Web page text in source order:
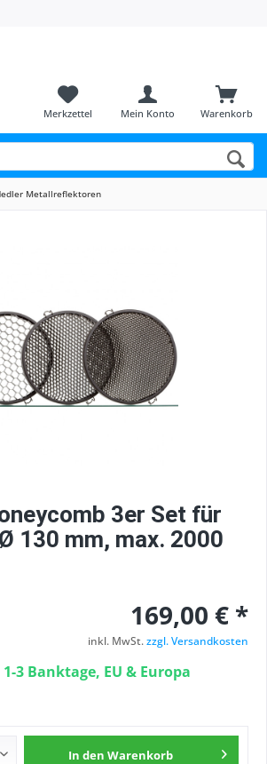
Warenkorb
Merkzettel Mein Konto
Metallreflektoren
3er Set für
130 mm, max. 2000
169,00 € *
inkl. MwSt.zzgl. Versandkosten
3 Banktage, EU & Europa
In den Warenkorb